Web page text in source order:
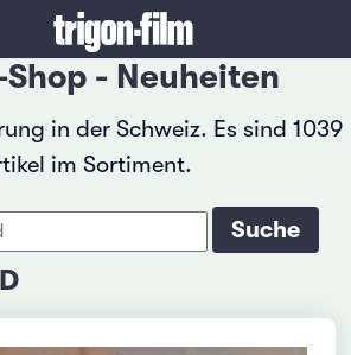
- Neuheiten
in der Schweiz. Es sind 1039
im Sortiment.